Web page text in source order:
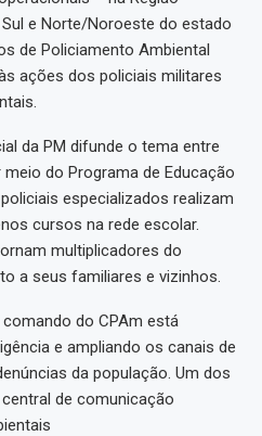
e Norte/Noroeste do estado
de Policiamento Ambiental
ações dos policiais militares
da PM difunde o tema entre
do Programa de Educação
especializados realizam
cursos na rede escolar.
multiplicadores do
a seus familiares e vizinhos.
do CPAm está
e ampliando os canais de
da população. Um dos
central de comunicação